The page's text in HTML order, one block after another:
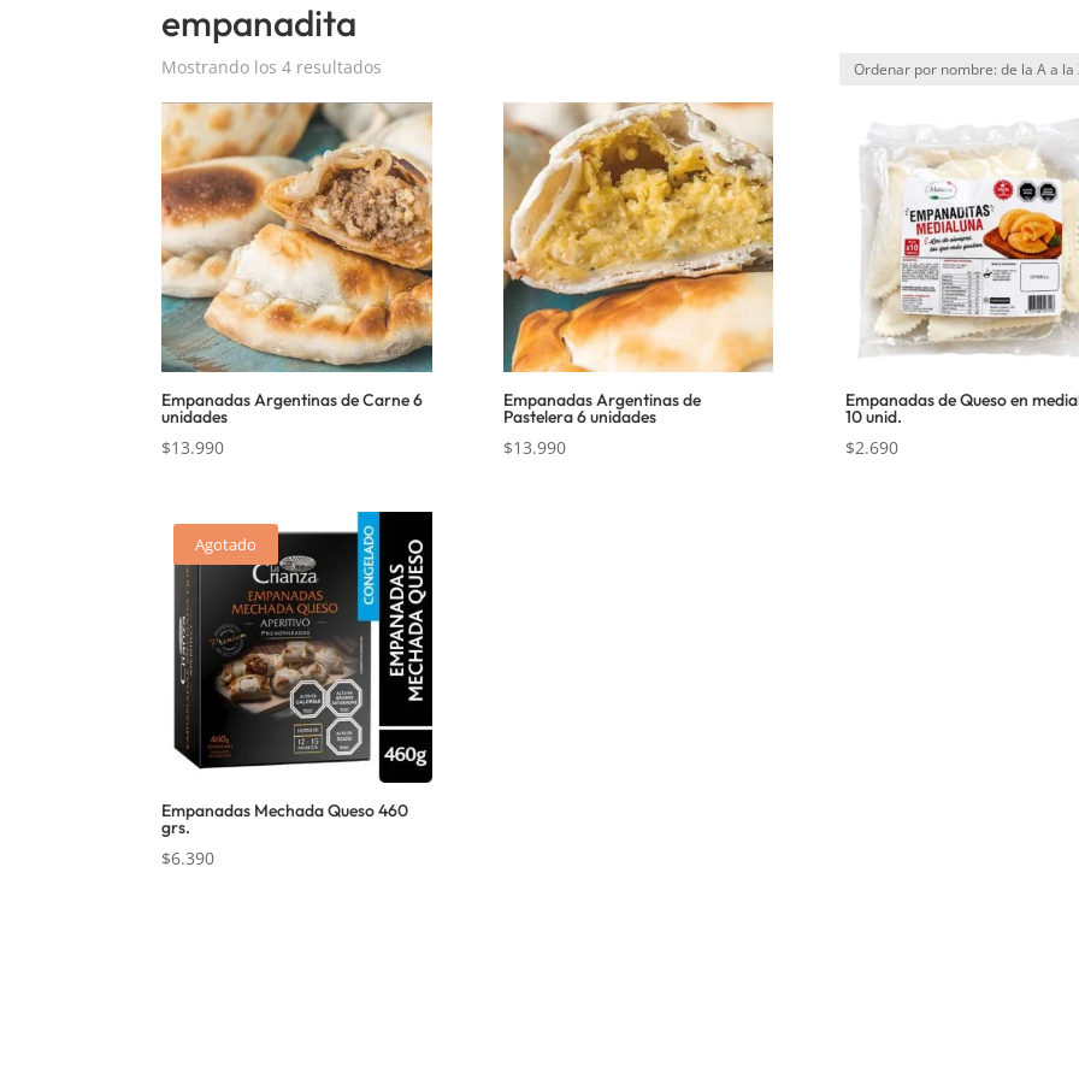
empanadita
Mostrando los 4 resultados
Empanadas Argentinas de Carne 6
unidades
$13.990
Empanadas Argentinas de
Pastelera 6 unidades
$13.990
Empanadas de Queso en
10 unid.
$2.690
Agotado
Empanadas Mechada Queso 460
grs.
$6.390